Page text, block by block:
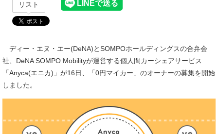
リスト
ディー・エヌ・エー(DeNA)とSOMPOホールディングスの合弁会
社、DeNA SOMPO Mobilityが運営する個人間カーシェアサービス
「Anyca(エニカ)」が16日、「0円マイカー」のオーナーの募集を開始
しました。